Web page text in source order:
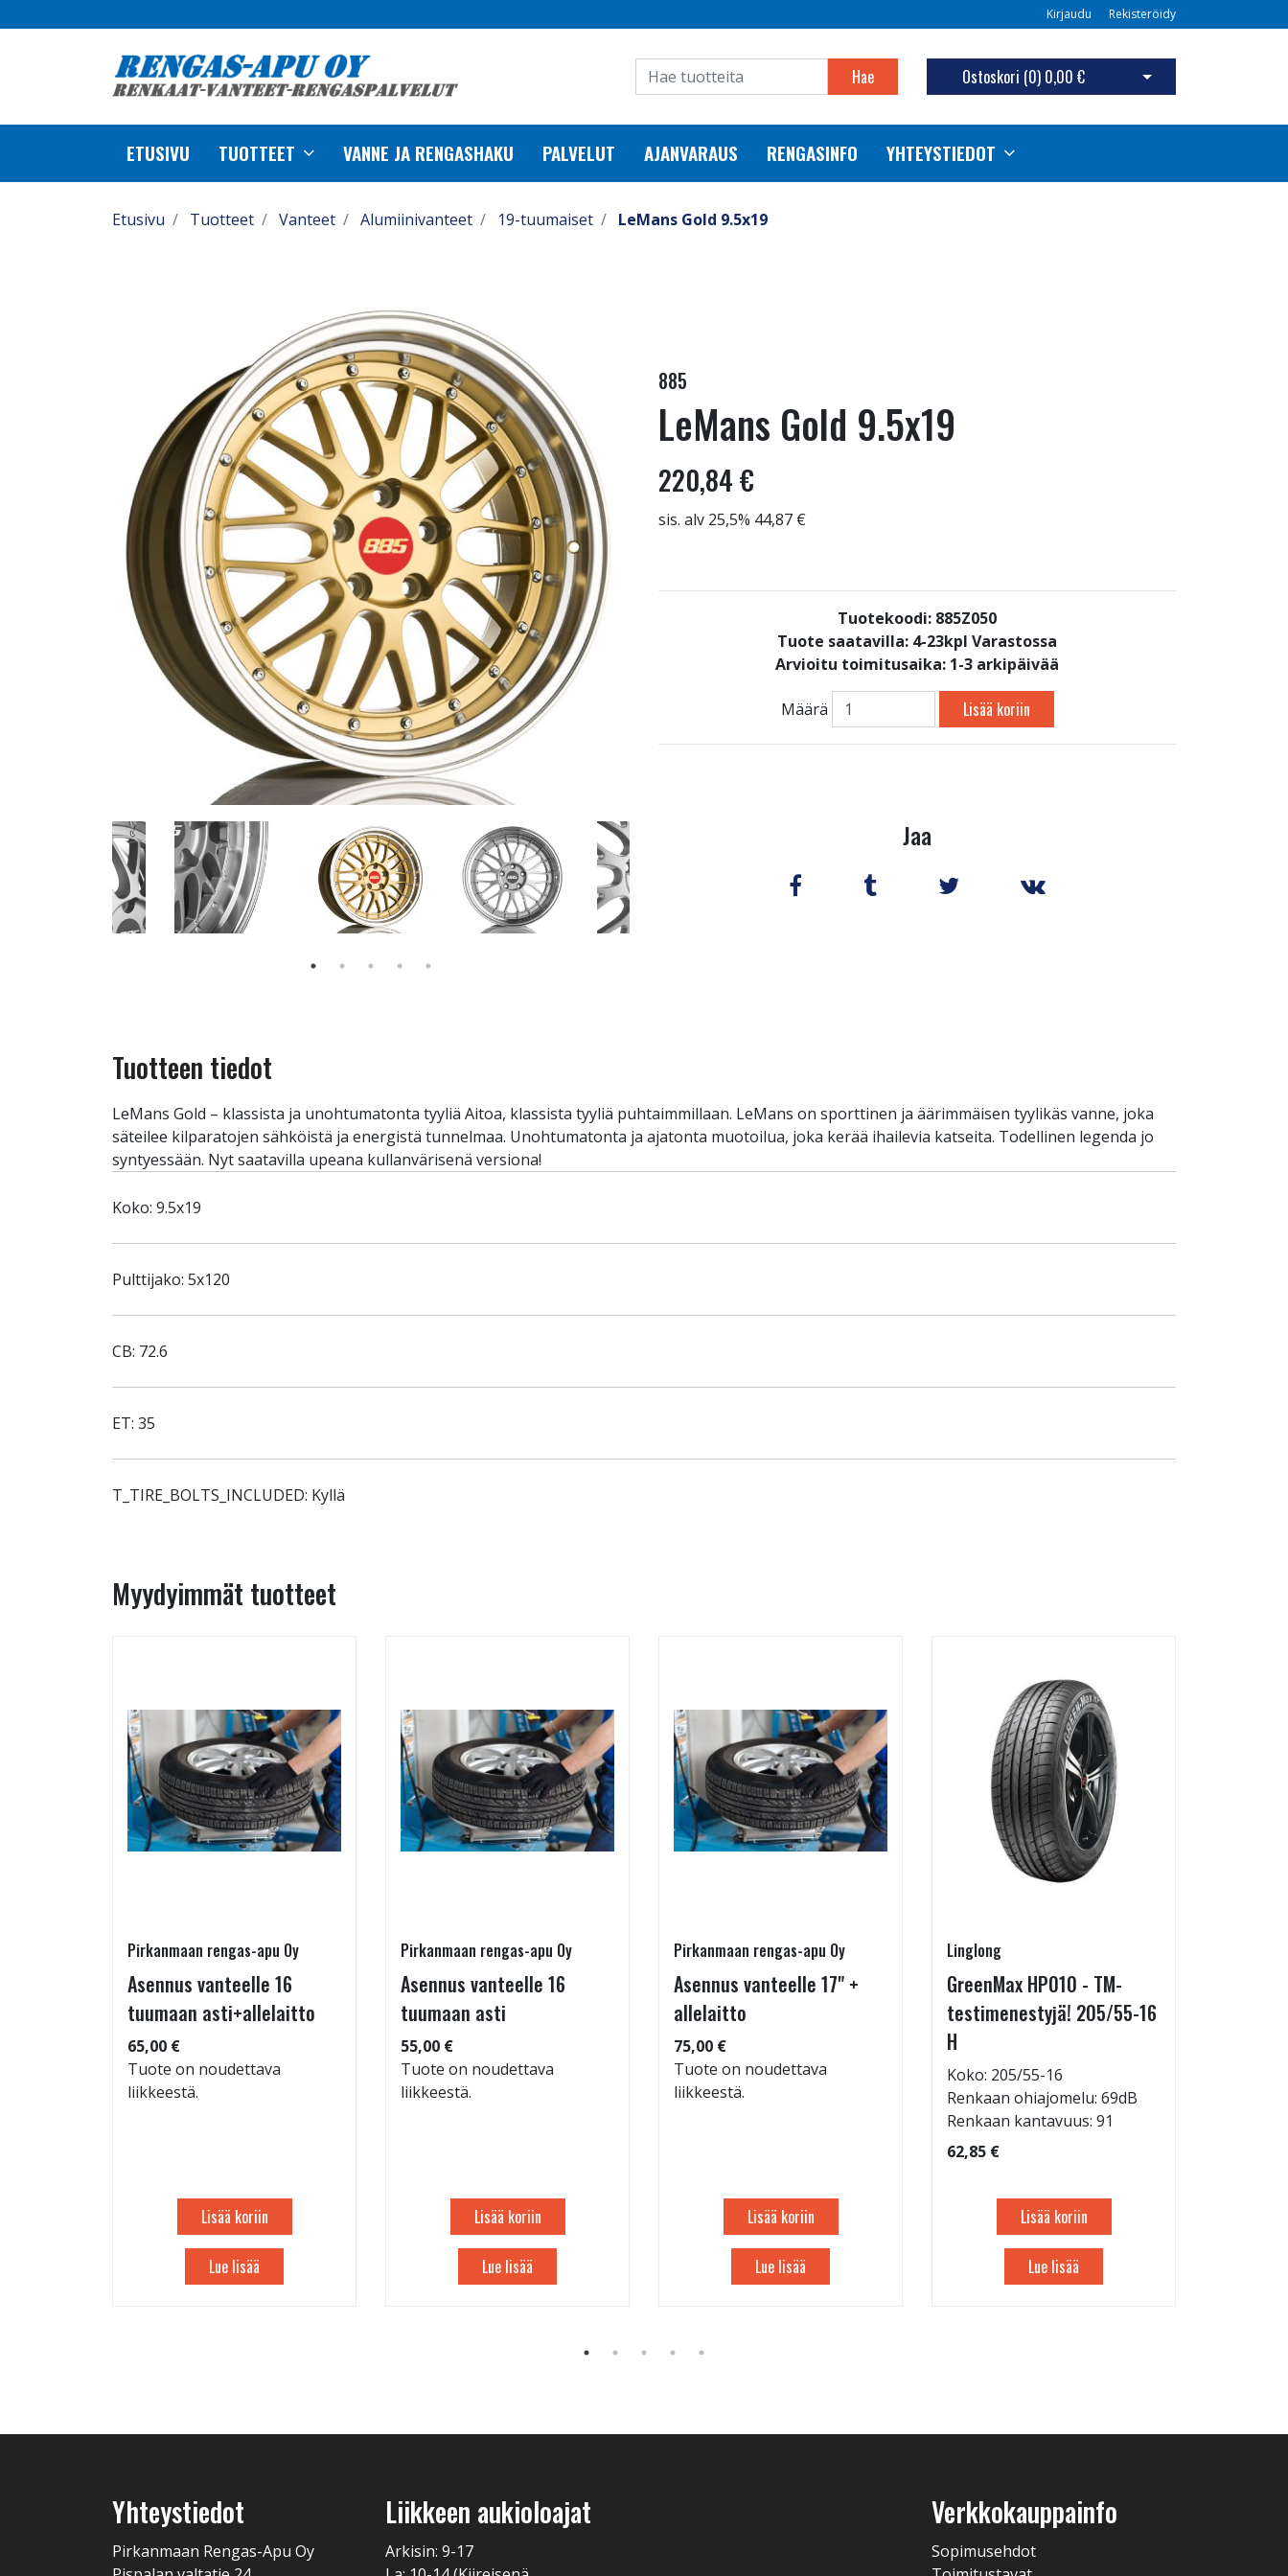
Kirjaudu Rekisteröidy
Hae Ostoskori (0) 0,00 € Avaa ostoskori
ETUSIVU TUOTTEET VANNE JA RENGASHAKU PALVELUT AJANVARAUS RENGASINFO YHTEYSTIEDOT
Etusivu Tuotteet Vanteet Alumiinivanteet 19-tuumaiset LeMans Gold 9.5x19
885
LeMans Gold 9.5x19
220,84 €
sis. alv 25,5% 44,87 €
Tuotekoodi: 885Z050
Tuote saatavilla: 4-23kpl Varastossa
Arvioitu toimitusaika: 1-3 arkipäivää
Määrä Lisää koriin
Jaa
Tuotteen tiedot
LeMans Gold – klassista ja unohtumatonta tyyliä Aitoa, klassista tyyliä puhtaimmillaan. LeMans on sporttinen ja äärimmäisen tyylikäs vanne, joka
säteilee kilparatojen sähköistä ja energistä tunnelmaa. Unohtumatonta ja ajatonta muotoilua, joka kerää ihailevia katseita. Todellinen legenda jo
syntyessään. Nyt saatavilla upeana kullanvärisenä versiona!
Koko: 9.5x19
Pulttijako: 5x120
CB: 72.6
ET: 35
T_TIRE_BOLTS_INCLUDED: Kyllä
Myydyimmät tuotteet
Pirkanmaan rengas-apu Oy
Asennus vanteelle 16
tuumaan asti+allelaitto
65,00 €
Tuote on noudettava
liikkeestä.
Lisää koriin
Lue lisää
Pirkanmaan rengas-apu Oy
Asennus vanteelle 16
tuumaan asti
55,00 €
Tuote on noudettava
liikkeestä.
Lisää koriin
Lue lisää
Pirkanmaan rengas-apu Oy
Asennus vanteelle 17" +
allelaitto
75,00 €
Tuote on noudettava
liikkeestä.
Lisää koriin
Lue lisää
Linglong
GreenMax HP010 - TM-
testimenestyjä! 205/55-16
H
Koko: 205/55-16
Renkaan ohiajomelu: 69dB
Renkaan kantavuus: 91
62,85 €
Lisää koriin
Lue lisää
Yhteystiedot
Pirkanmaan Rengas-Apu Oy
Liikkeen aukioloajat
Arkisin: 9-17
Verkkokauppainfo
Sopimusehdot